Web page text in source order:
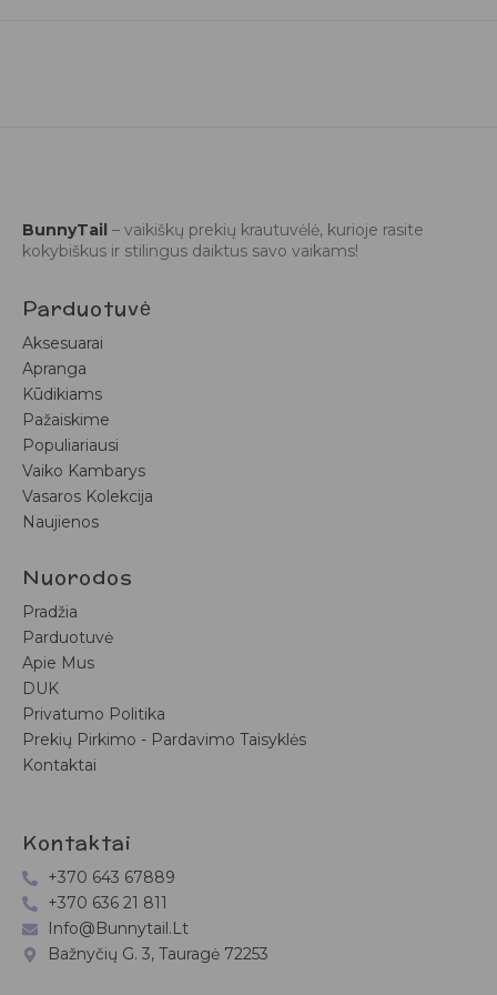
BunnyTail – vaikiškų prekių krautuvėlė, kurioje rasite
kokybiškus ir stilingus daiktus savo vaikams!
Parduotuvė
Aksesuarai
Apranga
Kūdikiams
Pažaiskime
Populiariausi
Vaiko Kambarys
Vasaros Kolekcija
Naujienos
Nuorodos
Pradžia
Parduotuvė
Apie Mus
DUK
Privatumo Politika
Prekių Pirkimo - Pardavimo Taisyklės
Kontaktai
Kontaktai
+370 643 67889
+370 636 21 811
Info@bunnytail.lt
Bažnyčių G. 3, Tauragė 72253